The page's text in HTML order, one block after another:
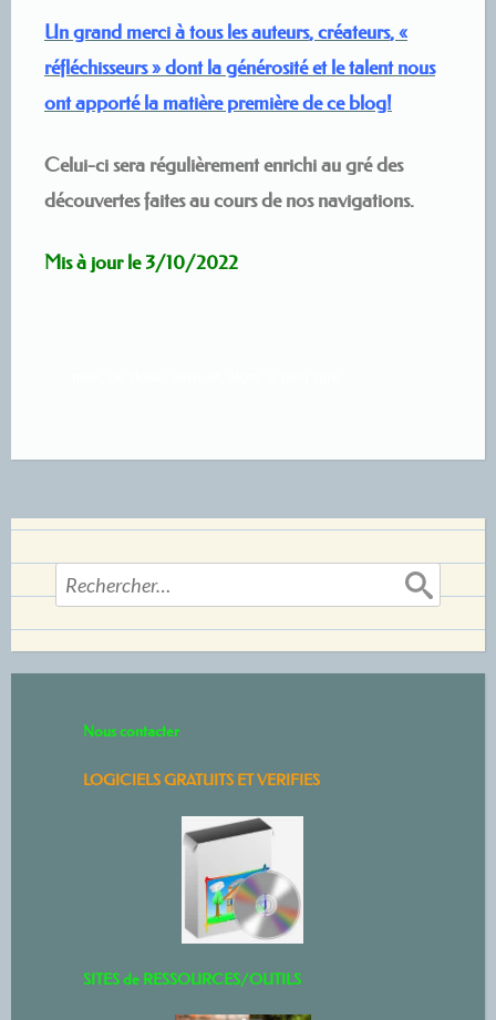
Ungrand mercià tous lesauteurs,créateurs, «
réfléchisseurs» dont la générosité et le talent nous
ont apporté la matière première de ce blog!
Celui-ci sera régulièrement enrichi au gré des
découvertes faites au cours de nos navigations.
Mis à jour le 3/10/2022
Rechercher :
Nous contacter
LOGICIELS GRATUITS ET VERIFIES
SITES de RESSOURCES/OUTILS